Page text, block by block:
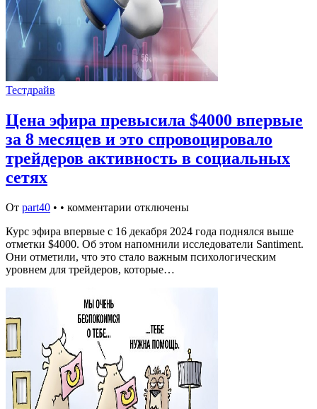
Тестдрайв
Цена эфира превысила $4000 впервые
за 8 месяцев и это спровоцировало
трейдеров активность в социальных
сетях
От part40 • • комментарии отключены
Курс эфира впервые с 16 декабря 2024 года поднялся выше
отметки $4000. Об этом напомнили исследователи Santiment.
Они отметили, что это стало важным психологическим
уровнем для трейдеров, которые…